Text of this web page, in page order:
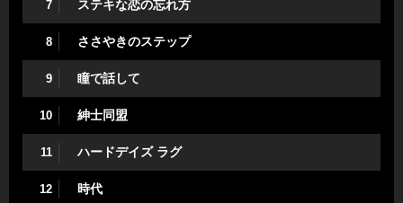
7 ステキな恋の忘れ方
8 ささやきのステップ
9 瞳で話して
10 紳士同盟
11 ハードデイズ ラグ
12 時代